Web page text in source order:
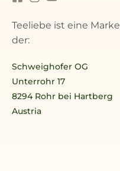
Teeliebe ist eine Marke
der:
Schweighofer OG
Unterrohr 17
8294 Rohr bei Hartberg
Austria